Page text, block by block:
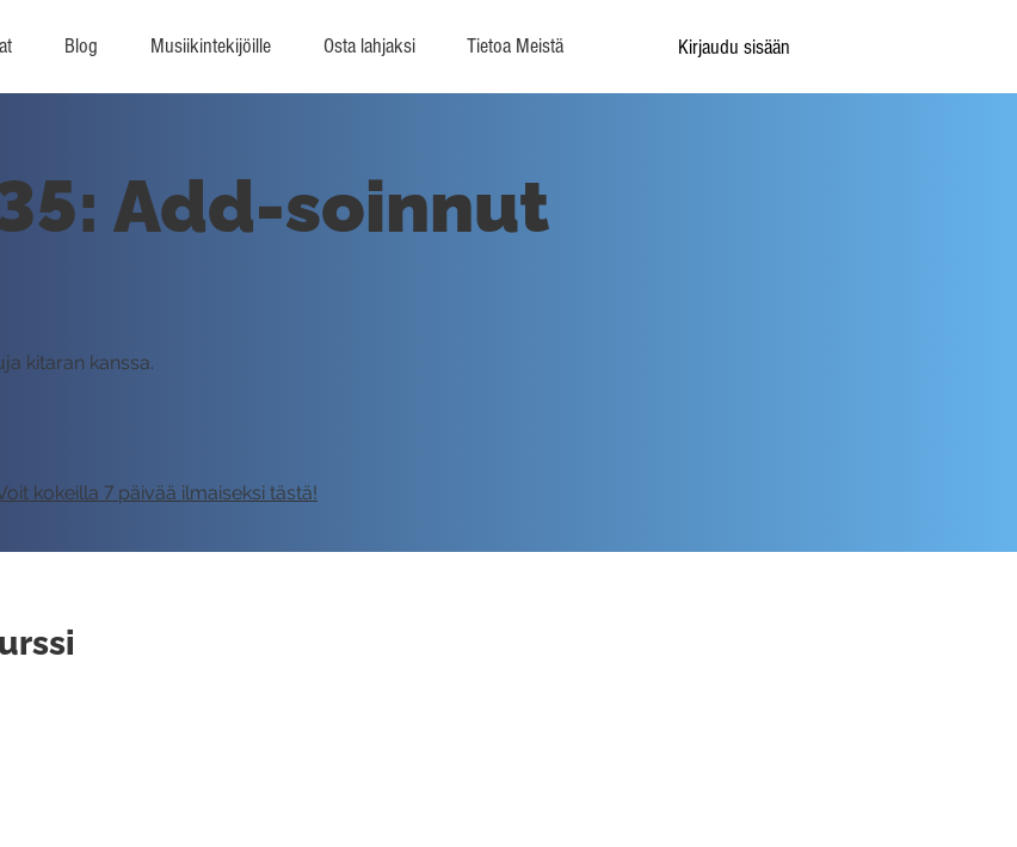
Blog Musiikintekijöille Osta lahjaksi Tietoa Meistä Kirjaudu sisään
Add-soinnut
kitaran kanssa.
kokeilla 7 päivää ilmaiseksi tästä!